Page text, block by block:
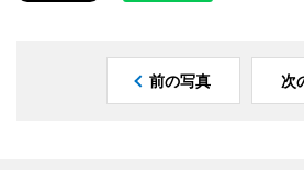
前の写真 次